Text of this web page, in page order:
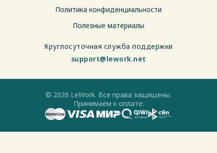
Политика конфиденциальности
Полезные материалы
Круглосуточная служба поддержки
support@lework.net
© 2026 LeWork. Все права защищены.
Принимаем к оплате: